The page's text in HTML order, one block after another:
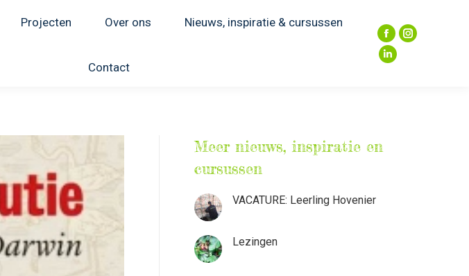
Projecten Over ons Nieuws, inspiratie & cursussen
Contact
Facebook
page
Instagram
Linkedin
Meer nieuws, inspiratie en
cursussen
VACATURE: Leerling Hovenier
Lezingen